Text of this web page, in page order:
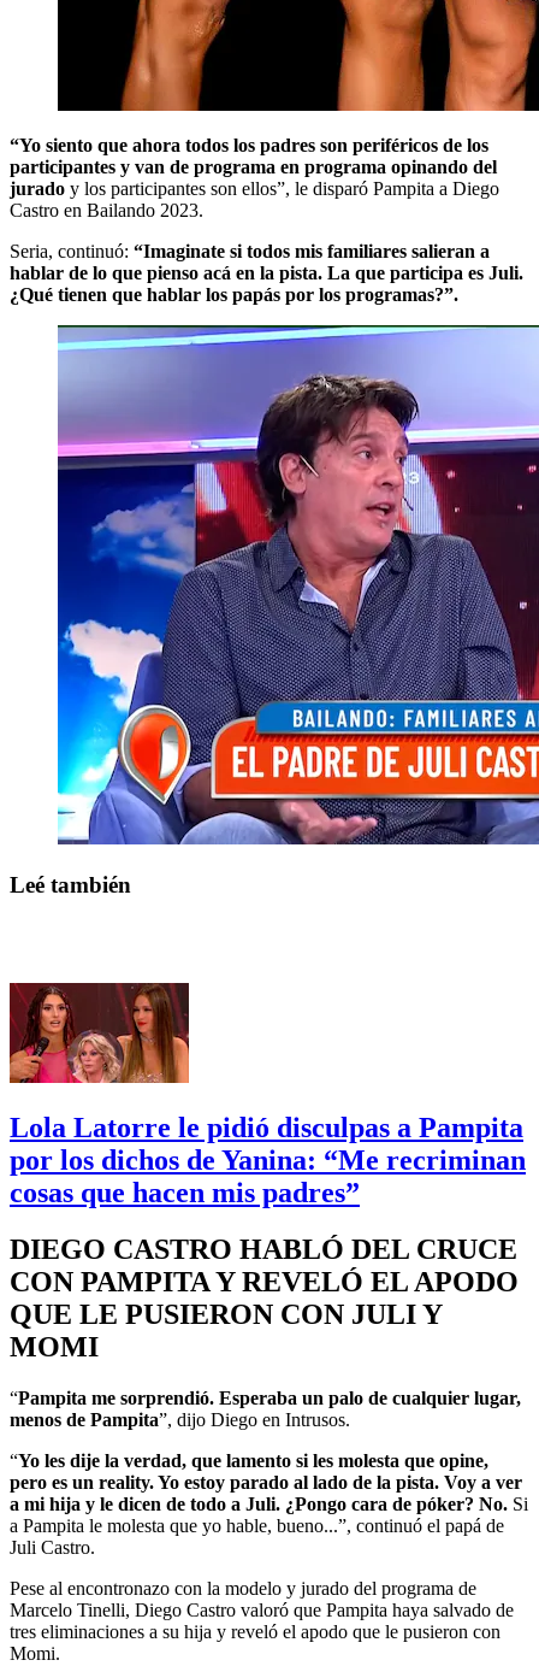
“Yo siento que ahora todos los padres son periféricos de los
participantes y van de programa en programa opinando del
jurado y los participantes son ellos”, le disparó Pampita a Diego
Castro en Bailando 2023.
Seria, continuó: “Imaginate si todos mis familiares salieran a
hablar de lo que pienso acá en la pista. La que participa es Juli.
¿Qué tienen que hablar los papás por los programas?”.
Leé también
Lola Latorre le pidió disculpas a Pampita
por los dichos de Yanina: “Me recriminan
cosas que hacen mis padres”
DIEGO CASTRO HABLÓ DEL CRUCE
CON PAMPITA Y REVELÓ EL APODO
QUE LE PUSIERON CON JULI Y
MOMI
“Pampita me sorprendió. Esperaba un palo de cualquier lugar,
menos de Pampita”, dijo Diego en Intrusos.
“Yo les dije la verdad, que lamento si les molesta que opine,
pero es un reality. Yo estoy parado al lado de la pista. Voy a ver
a mi hija y le dicen de todo a Juli. ¿Pongo cara de póker? No. Si
a Pampita le molesta que yo hable, bueno...”, continuó el papá de
Juli Castro.
Pese al encontronazo con la modelo y jurado del programa de
Marcelo Tinelli, Diego Castro valoró que Pampita haya salvado de
tres eliminaciones a su hija y reveló el apodo que le pusieron con
Momi.